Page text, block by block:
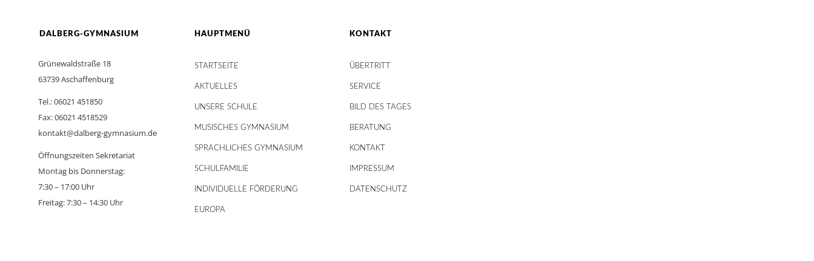
DALBERG-GYMNASIUM
Grünewaldstraße 18
63739 Aschaffenburg
Tel.: 06021 451850
Fax: 06021 4518529
kontakt@dalberg-gymnasium.de
Öffnungszeiten Sekretariat
Montag bis Donnerstag:
7:30 – 17:00 Uhr
Freitag: 7:30 – 14:30 Uhr
HAUPTMENÜ
STARTSEITE
AKTUELLES
UNSERE SCHULE
MUSISCHES GYMNASIUM
SPRACHLICHES GYMNASIUM
SCHULFAMILIE
INDIVIDUELLE FÖRDERUNG
EUROPA
KONTAKT
ÜBERTRITT
SERVICE
BILD DES TAGES
BERATUNG
KONTAKT
IMPRESSUM
DATENSCHUTZ